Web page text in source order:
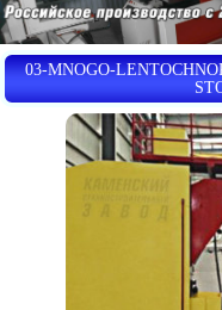
03-MNOGO-